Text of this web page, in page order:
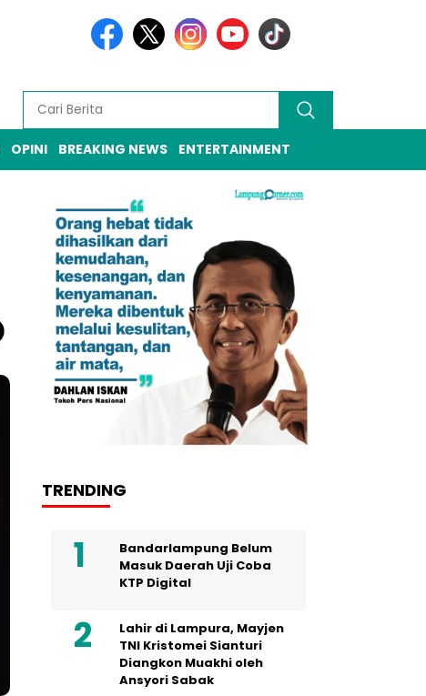
OPINI BREAKING NEWS ENTERTAINMENT
TRENDING
Bandarlampung Belum
Masuk Daerah Uji Coba
KTP Digital
Lahir di Lampura, Mayjen
TNI Kristomei Sianturi
Diangkon Muakhi oleh
Ansyori Sabak